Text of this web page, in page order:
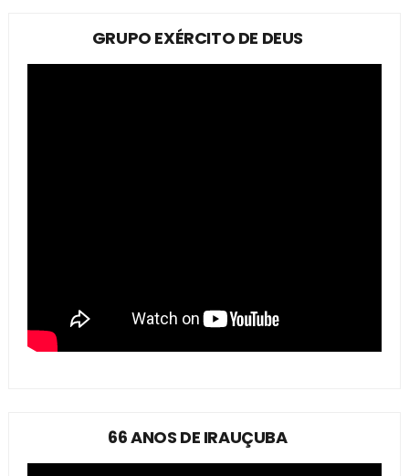
GRUPO EXÉRCITO DE DEUS
66 ANOS DE IRAUÇUBA